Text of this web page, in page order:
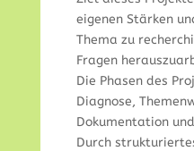
eigenen Stärken
Thema zu
Fragen
Die Phasen des
Diagnose,
Dokumentation
Durch